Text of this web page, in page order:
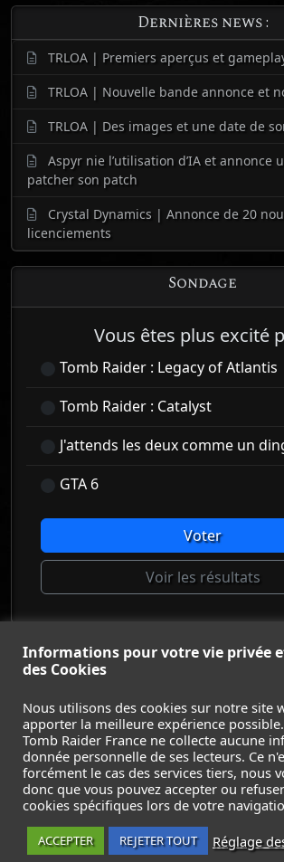
Dernières news :
TRLOA | Premiers aperçus et
TRLOA | Nouvelle bande annonce et
TRLOA | Des images et une date de
Aspyr nie l’utilisation d’IA et annonce
patcher son patch
Crystal Dynamics | Annonce de 20
licenciements
Sondage
Vous êtes plus excité
Tomb Raider : Legacy of Atlantis
Tomb Raider : Catalyst
J'attends les deux comme un
GTA 6
Voter
Voir les résultats
Informations pour votre vie privée
des Cookies
Nous utilisons des cookies sur notre site
apporter la meilleure expérience
Tomb Raider France ne collecte aucune
donnée personnelle de ses lecteurs. Ce
forcément le cas des services tiers, nous
donc que vous pouvez accepter ou
cookies spécifiques lors de votre
ACCEPTER REJETER TOUT Réglage
© Tomb Raider France 2008
Lara Croft et Tomb Raider sont des
Square Enix Ltd.
ACCUEIL- TOMB RAIDER- LEGACY
CATALYST - LARA CROFT- FILMS -
MENTIONS LÉGALES /
Suivez nous sur les